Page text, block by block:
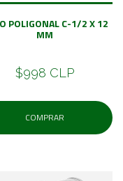
POLIGONAL C-1/2 X 12
MM
$998 CLP
COMPRAR